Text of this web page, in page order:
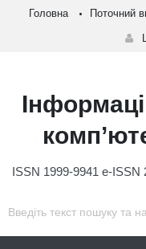
Головна Поточний
ISSN 1999-9941 e-ISSN